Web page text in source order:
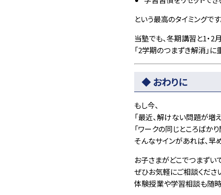
という最高のタイミングです
当塾でも、冬期講習と1・2
「2学期のつまずき解消」
◆ おわりに
もし今、
「最近、解けない問題が増
「ワークの同じところばかり
そんなサインがあれば、早
お子さまがどこでつまずい
ぜひお気軽にご相談くださ
体験授業や学習相談も随